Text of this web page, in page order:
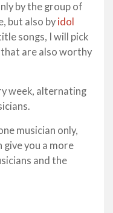
by the group of
but also by idol
songs, I will pick
are also worthy
week, alternating
musician only,
give you a more
and the